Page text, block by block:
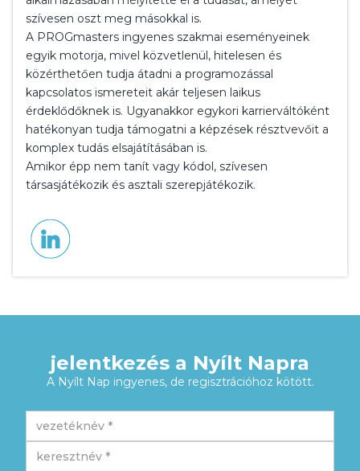
szívesen oszt meg másokkal is.
A PROGmasters ingyenes szakmai eseményeinek
egyik motorja, mivel közvetlenül, hitelesen és
közérthetően tudja átadni a programozással
kapcsolatos ismereteit akár teljesen laikus
érdeklődőknek is. Ugyanakkor egykori karrierváltóként
hatékonyan tudja támogatni a képzések résztvevőit a
komplex tudás elsajátításában is.
Amikor épp nem tanít vagy kódol, szívesen
társasjátékozik és asztali szerepjátékozik.
jelentkezés a Nyílt Napra
A Nyílt Nap ingyenes, de regisztrációhoz kötött.